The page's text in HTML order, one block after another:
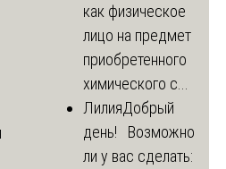
как физическое
лицо на предмет
приобретенного
химического с...
ЛилияДобрый
день! Возможно
ли у вас сделать: